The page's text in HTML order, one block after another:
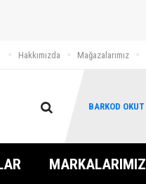
Hakkımızda Mağazalarımız
BARKOD OKUT
MARKALARIMIZ